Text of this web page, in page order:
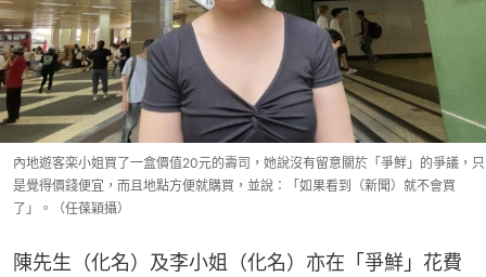
內地遊客栾小姐買了一盒價值20元的壽司，她說沒有留意關於「爭鮮」的爭議，只
是覺得價錢便宜，而且地點方便就購買，並說：「如果看到（新聞）就不會買
了」。（任葆穎攝）
陳先生（化名）及李小姐（化名）亦在「爭鮮」花費